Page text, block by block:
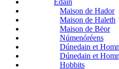
Edain
Maison de Hador
Maison de Haleth
Maison de Bëor
Númenóréens
Dúnedain et
Dúnedain et
Hobbits